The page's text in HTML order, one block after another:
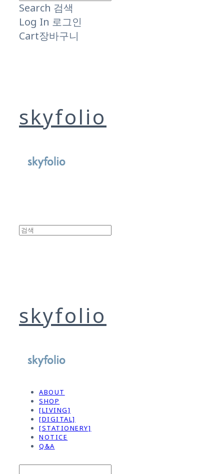
Search 검색
Log In 로그인
Cart장바구니
skyfolio
skyfolio
ABOUT
SHOP
[LIVING]
[DIGITAL]
[STATIONERY]
NOTICE
Q&A